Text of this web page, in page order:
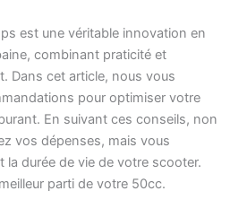
est une véritable innovation en
combinant praticité et
Dans cet article, nous vous
pour optimiser votre
En suivant ces conseils, non
vos dépenses, mais vous
la durée de vie de votre scooter.
parti de votre 50cc.